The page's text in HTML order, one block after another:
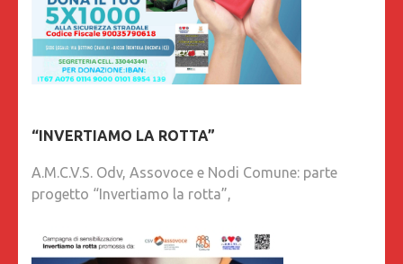
“INVERTIAMO LA ROTTA”
A.M.C.V.S. Odv, Assovoce e Nodi Comune: parte
progetto “Invertiamo la rotta”,